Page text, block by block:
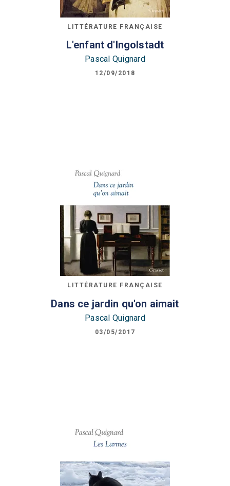
LITTÉRATURE FRANÇAISE
L'enfant d'Ingolstadt
Pascal Quignard
12/09/2018
LITTÉRATURE FRANÇAISE
Dans ce jardin qu'on aimait
Pascal Quignard
03/05/2017